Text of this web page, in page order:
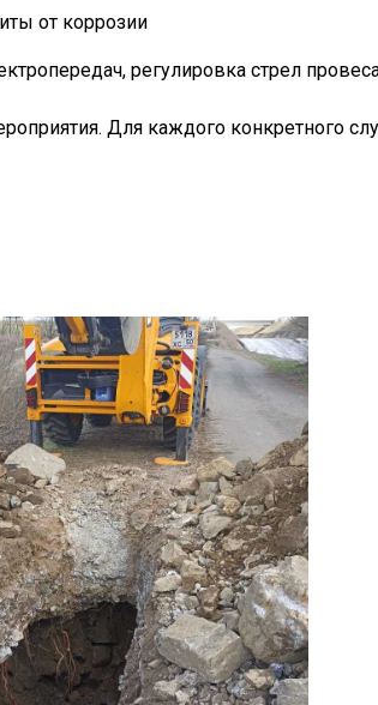
от коррозии
регулировка стрел
Для каждого конкретного